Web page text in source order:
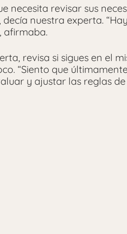
necesita revisar sus
nuestra experta.
afirmaba.
revisa si sigues en el
“Siento que
y ajustar las reglas